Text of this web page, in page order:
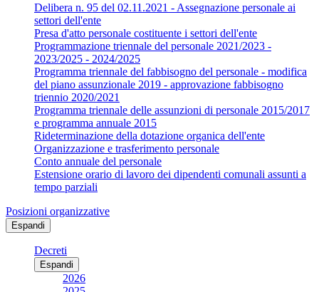
Delibera n. 95 del 02.11.2021 - Assegnazione personale ai
settori dell'ente
Presa d'atto personale costituente i settori dell'ente
Programmazione triennale del personale 2021/2023 -
2023/2025 - 2024/2025
Programma triennale del fabbisogno del personale - modifica
del piano assunzionale 2019 - approvazione fabbisogno
triennio 2020/2021
Programma triennale delle assunzioni di personale 2015/2017
e programma annuale 2015
Rideterminazione della dotazione organica dell'ente
Organizzazione e trasferimento personale
Conto annuale del personale
Estensione orario di lavoro dei dipendenti comunali assunti a
tempo parziali
Posizioni organizzative
Espandi
Decreti
Espandi
2026